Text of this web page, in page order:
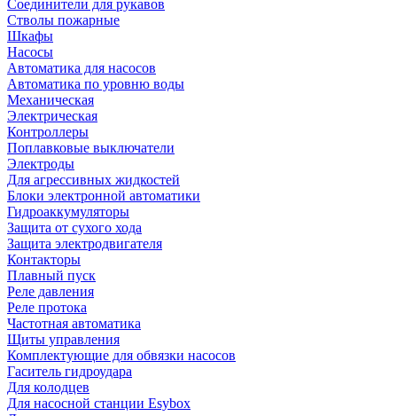
Соединители для рукавов
Стволы пожарные
Шкафы
Насосы
Автоматика для насосов
Автоматика по уровню воды
Механическая
Электрическая
Контроллеры
Поплавковые выключатели
Электроды
Для агрессивных жидкостей
Блоки электронной автоматики
Гидроаккумуляторы
Защита от сухого хода
Защита электродвигателя
Контакторы
Плавный пуск
Реле давления
Реле протока
Частотная автоматика
Щиты управления
Комплектующие для обвязки насосов
Гаситель гидроудара
Для колодцев
Для насосной станции Esybox